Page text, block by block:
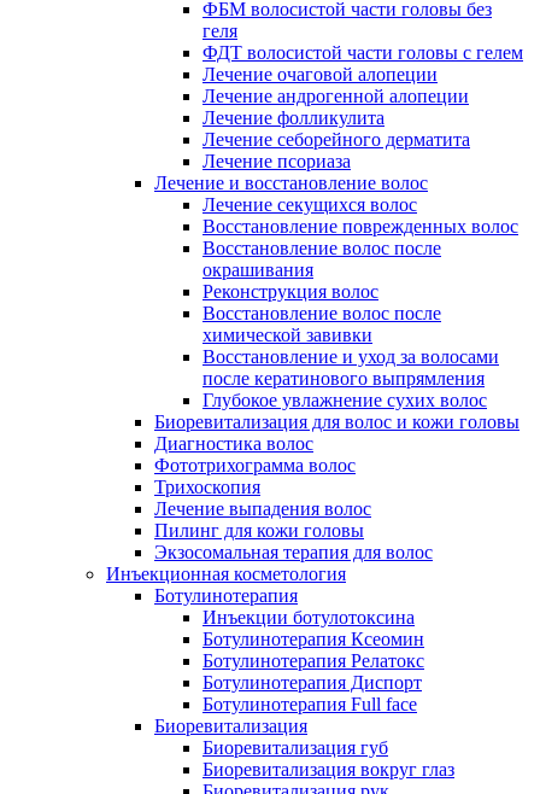
ФБМ волосистой части головы без
геля
ФДТ волосистой части головы с гелем
Лечение очаговой алопеции
Лечение андрогенной алопеции
Лечение фолликулита
Лечение себорейного дерматита
Лечение псориаза
Лечение и восстановление волос
Лечение секущихся волос
Восстановление поврежденных волос
Восстановление волос после
окрашивания
Реконструкция волос
Восстановление волос после
химической завивки
Восстановление и уход за волосами
после кератинового выпрямления
Глубокое увлажнение сухих волос
Биоревитализация для волос и кожи головы
Диагностика волос
Фототрихограмма волос
Трихоскопия
Лечение выпадения волос
Пилинг для кожи головы
Экзосомальная терапия для волос
Инъекционная косметология
Ботулинотерапия
Инъекции ботулотоксина
Ботулинотерапия Ксеомин
Ботулинотерапия Релатокс
Ботулинотерапия Диспорт
Ботулинотерапия Full face
Биоревитализация
Биоревитализация губ
Биоревитализация вокруг глаз